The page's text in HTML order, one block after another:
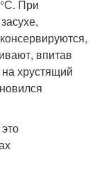
При
впитав
на хрустящий